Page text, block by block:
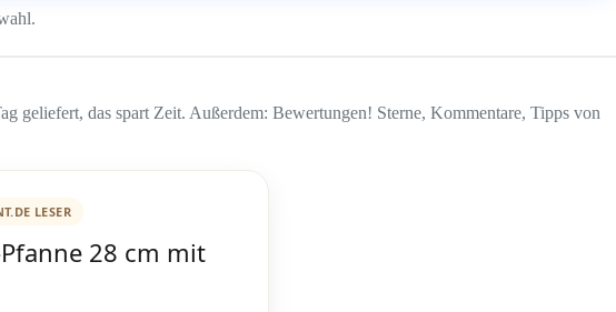
geliefert, das spart Zeit. Außerdem: Bewertungen! Sterne, Kommentare, Tipps von
LESER
28 cm mit